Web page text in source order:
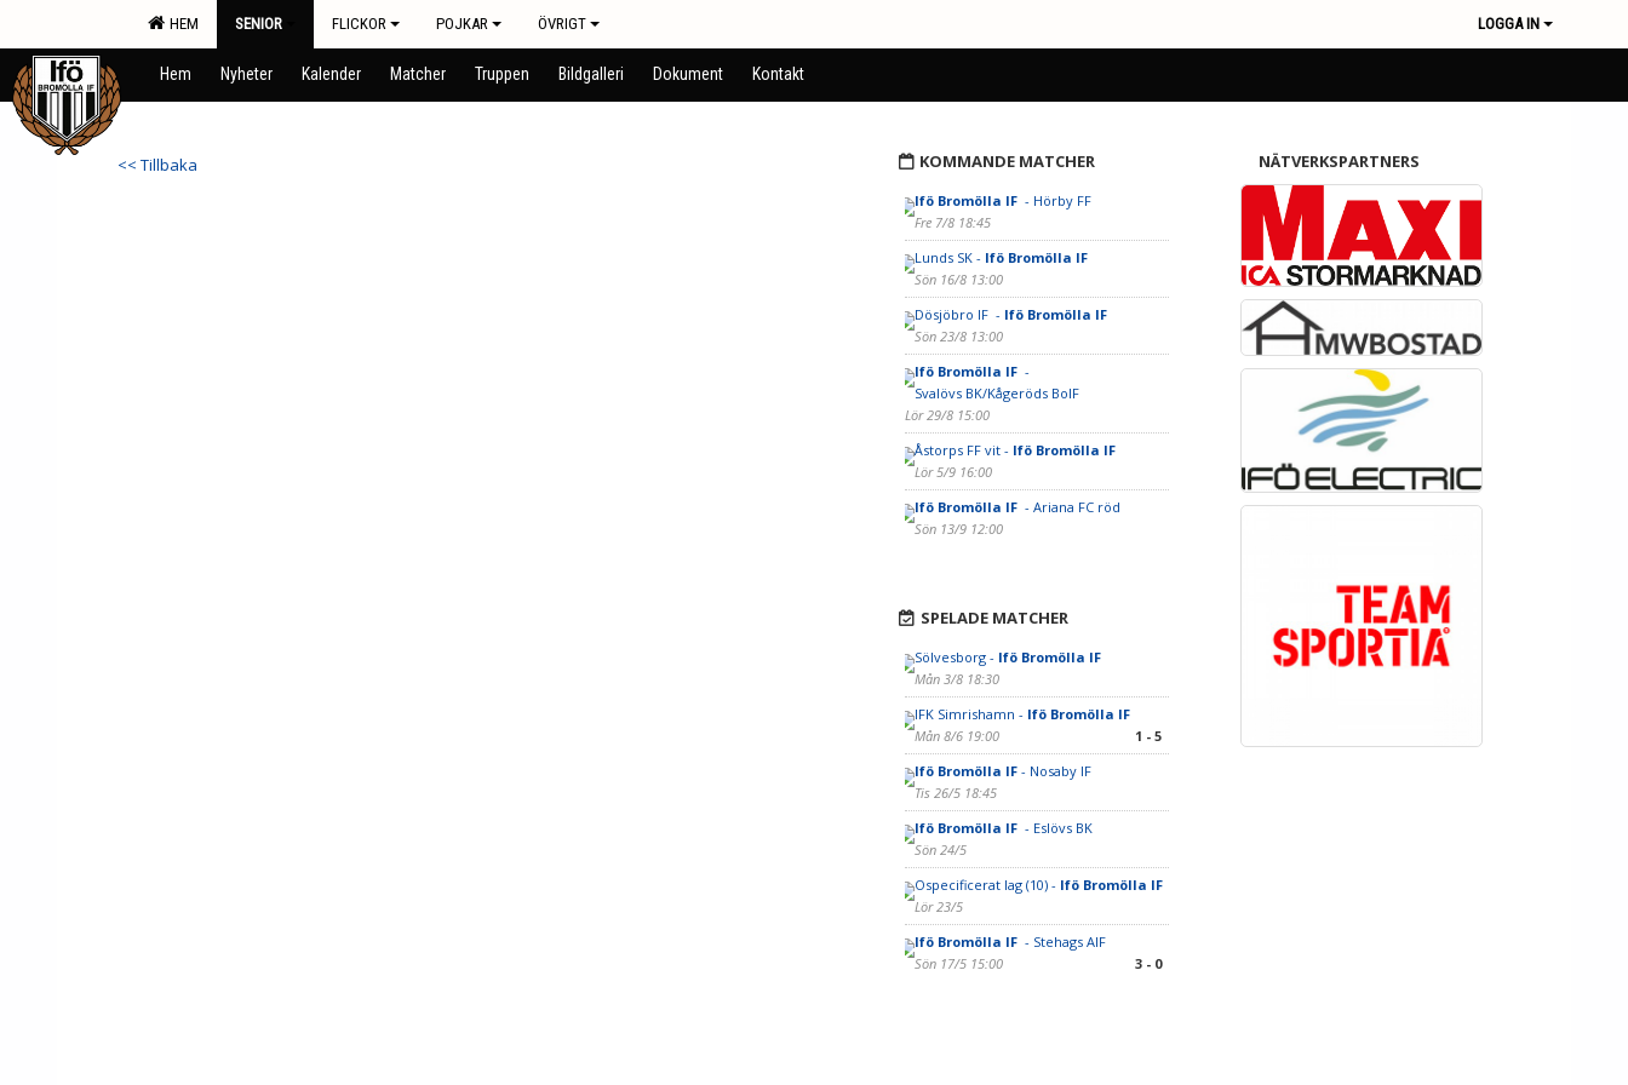
HEM SENIOR FLICKOR POJKAR ÖVRIGT LOGGA IN
Hem Nyheter Kalender Matcher Truppen Bildgalleri Dokument Kontakt
<< Tillbaka KOMMANDE MATCHER
Ifö Bromölla IF - Hörby FF
Fre 7/8 18:45
Lunds SK - Ifö Bromölla IF
Sön 16/8 13:00
Dösjöbro IF - Ifö Bromölla IF
Sön 23/8 13:00
Ifö Bromölla IF -
Svalövs BK/Kågeröds BoIF
Lör 29/8 15:00
Åstorps FF vit - Ifö Bromölla IF
Lör 5/9 16:00
Ifö Bromölla IF - Ariana FC röd
Sön 13/9 12:00
SPELADE MATCHER
Sölvesborg - Ifö Bromölla IF
Mån 3/8 18:30
IFK Simrishamn - Ifö Bromölla IF
Mån 8/6 19:00
1 - 5
Ifö Bromölla IF- Nosaby IF
Tis 26/5 18:45
Ifö Bromölla IF - Eslövs BK
Sön 24/5
Ospecificerat lag (10) - Ifö Bromölla IF
Lör 23/5
Ifö Bromölla IF - Stehags AIF
Sön 17/5 15:00
3 - 0
NÄTVERKSPARTNERS